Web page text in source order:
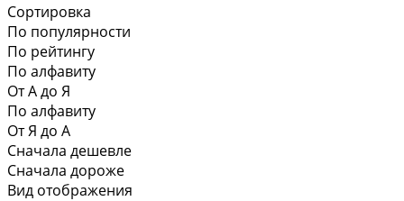
Сортировка
По популярности
По рейтингу
По алфавиту
От А до Я
По алфавиту
От Я до А
Сначала дешевле
Сначала дороже
Вид отображения